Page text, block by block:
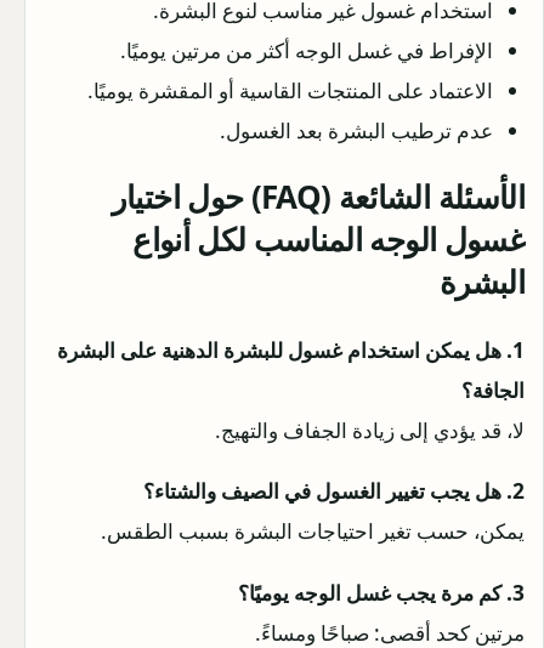
استخدام غسول غير مناسب لنوع البشرة.
الإفراط في غسل الوجه أكثر من مرتين يوميًا.
الاعتماد على المنتجات القاسية أو المقشرة يوميًا.
عدم ترطيب البشرة بعد الغسول.
الأسئلة الشائعة (FAQ) حولاختيار
غسول الوجه المناسب لكل أنواع
البشرة
1. هل يمكن استخدام غسول للبشرة الدهنية على البشرة
الجافة؟
لا، قد يؤدي إلى زيادة الجفاف والتهيج.
2. هل يجب تغيير الغسول في الصيف والشتاء؟
يمكن، حسب تغير احتياجات البشرة بسبب الطقس.
3. كم مرة يجب غسل الوجه يوميًا؟
مرتين كحد أقصى: صباحًا ومساءً.